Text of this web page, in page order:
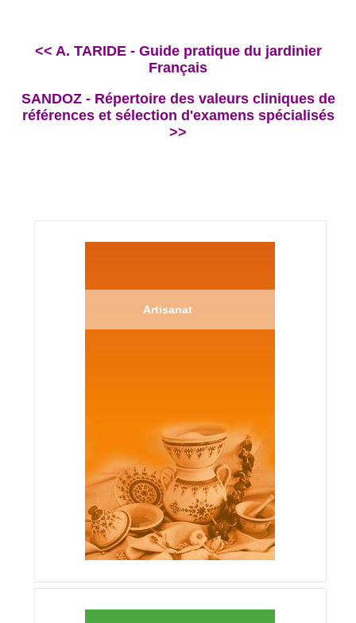
<< A. TARIDE - Guide pratique du jardinier
Français
SANDOZ - Répertoire des valeurs cliniques de
références et sélection d'examens spécialisés
>>
Artisanat